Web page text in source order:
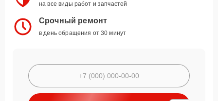
на все виды работ и запчастей
Срочный ремонт
в день обращения от 30 минут